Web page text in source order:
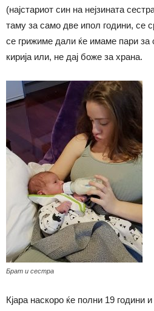
(најстариот син на нејзината
таму за само две ипол години, се
се грижиме дали ќе имаме пари за
кирија или, не дај боже за храна.
Брат и сестра
Кјара наскоро ќе полни 19 години